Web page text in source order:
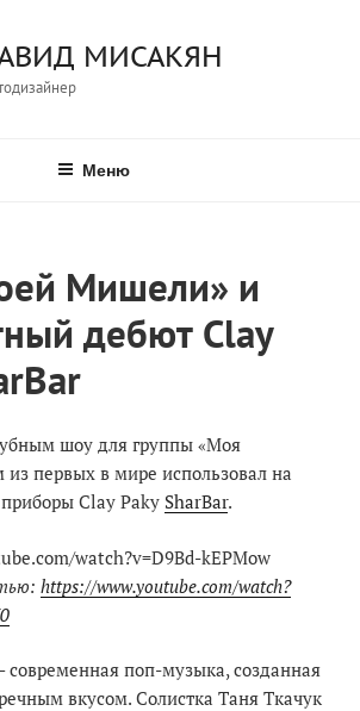
МИСАКЯН
Меню
Мишели» и
дебют Clay
шоу для группы «Моя
первых в мире использовал на
Clay Paky SharBar.
watch?v=D9Bd-kEPMow
https://www.youtube.com/watch?
современная поп-музыка, созданная
вкусом. Солистка Таня Ткачук